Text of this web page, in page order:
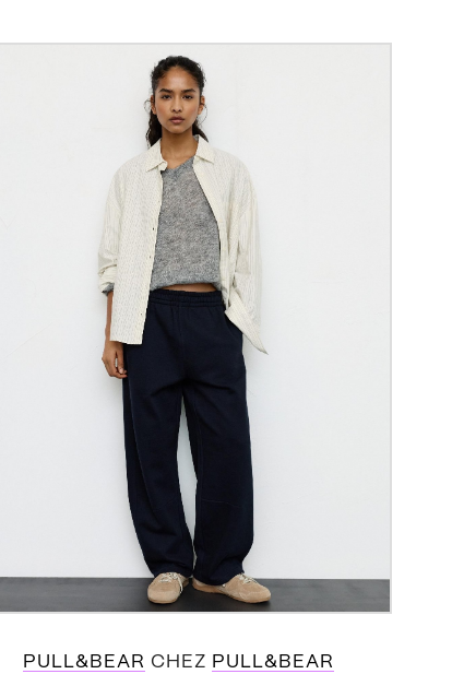
ACHETER
PULL&BEAR CHEZ PULL&BEAR